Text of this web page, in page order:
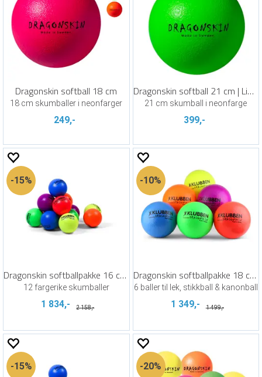
Dragonskin softball 18 cm
18 cm skumballer i neonfarger
249,-
Dragonskin softball 21 cm | Lime
21 cm skumball i neonfarge
399,-
15%
Dragonskin softballpakke 16 cm | 12 stk
12 fargerike skumballer
1 834,- 2 158,-
10%
Dragonskin softballpakke 18 cm | 6 stk
6 baller til lek, stikkball & kanonball
1 349,- 1 499,-
15% 20%